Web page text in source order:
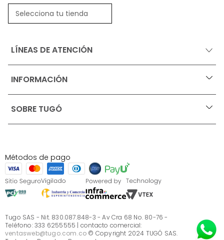
Selecciona tu tienda
LÍNEAS DE ATENCIÓN
INFORMACIÓN +
Ofertas vigentes
Términos, condiciones y restricciones para productos
S.A.S
Términos, condiciones y restricciones Tugó S.A.S
Instructivo cuidado de muebles
Sé parte de Tugó
¿Quiénes somos?
Servicio al cliente
SOBRE TUGÓ +
¿Quieres vender en Tugó?
Métodos de pago
Tugo SAS - Nit. 830.087.848-3 - Av Cra 68 No. 80-76 -
Teléfono: 333 6255555 | contacto comercial:
ventasweb@tugo.com.co © Copyright 2024 TUGÓ SAS.